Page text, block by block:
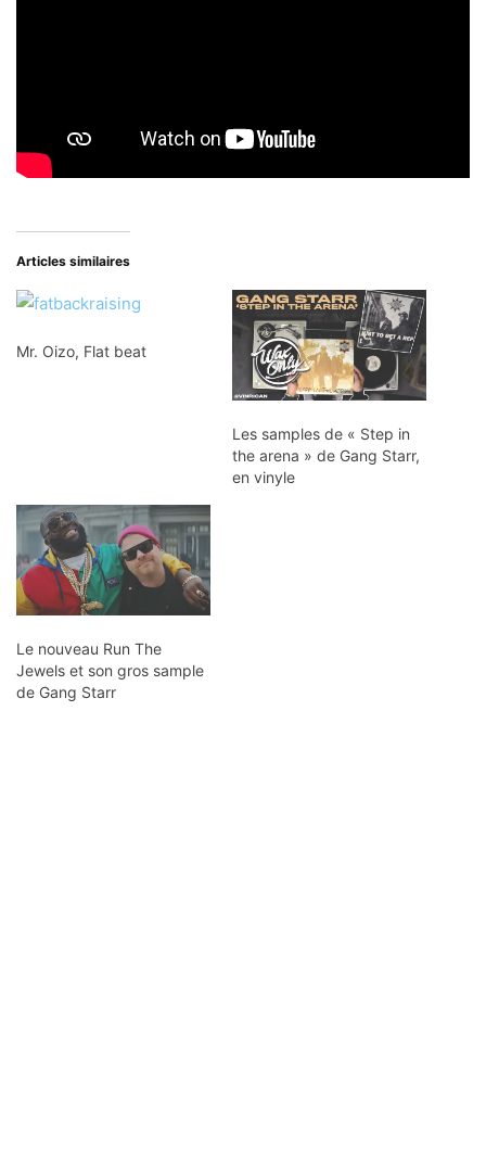
Articles similaires
Mr. Oizo, Flat beat
Les samples de « Step in
the arena » de Gang Starr,
en vinyle
Le nouveau Run The
Jewels et son gros sample
de Gang Starr